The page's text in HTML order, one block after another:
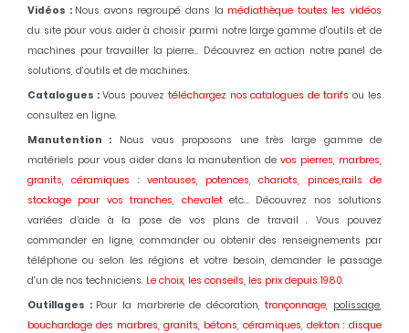
Vidéos : Nous avons regroupé dans la médiathèque toutes les vidéos
du site pour vous aider à choisir parmi notre large gamme d'outils et de
machines pour travailler la pierre... Découvrez en action notre panel de
solutions, d'outils et de machines.
Catalogues : Vous pouvez téléchargez nos catalogues de tarifs ou les
consultez en ligne.
Manutention : Nous vous proposons une très large gamme de
matériels pour vous aider dans la manutention devos pierres, marbres,
granits, céramiques : ventouses, potences, chariots, pinces,rails de
stockage pour vos tranches, chevalet etc... Découvrez nos solutions
variées d’aide à la pose de vos plans de travail . Vous pouvez
commander en ligne, commander ou obtenir des renseignements par
téléphone ou selon les régions et votre besoin, demander le passage
d'un de nos techniciens. Le choix, les conseils, les prix depuis 1980.
Outillages : Pour la marbrerie de décoration,tronçonnage, polissage,
bouchardage des marbres, granits, bétons, céramiques, dekton : disque